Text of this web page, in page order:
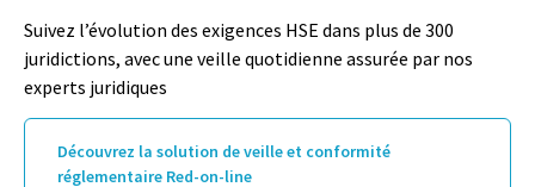
Suivez l’évolution des exigences HSE dans plus de 300
juridictions, avec une veille quotidienne assurée par nos
experts juridiques
Découvrez la solution de veille et conformité
réglementaire Red-on-line